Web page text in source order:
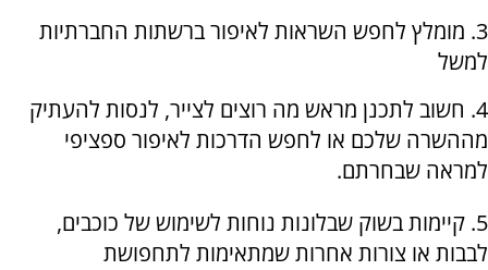
3. מומלץ לחפש השראות לאיפור ברשתות החברתיות
למשל
4. חשוב לתכנן מראש מה רוצים לצייר, לנסות להעתיק
מההשרה שלכם או לחפש הדרכות לאיפור ספציפי
למראה שבחרתם.
5. קיימות בשוק שבלונות נוחות לשימוש של כוכבים,
לבבות או צורות אחרות שמתאימות לתחפושת